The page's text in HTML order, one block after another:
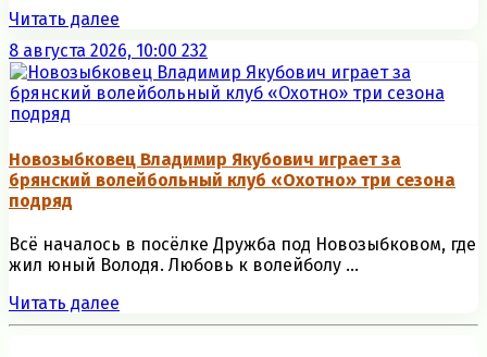
Читать далее
8 августа 2026, 10:00 232
Новозыбковец Владимир Якубович играет за
брянский волейбольный клуб «Охотно» три сезона
подряд
Всё началось в посёлке Дружба под Новозыбковом, где
жил юный Володя. Любовь к волейболу ...
Читать далее